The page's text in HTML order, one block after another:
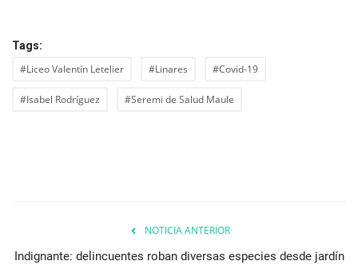
Tags:
#Liceo Valentín Letelier #Linares #Covid-19
#Isabel Rodríguez #Seremi de Salud Maule
NOTICIA ANTERIOR
Indignante: delincuentes roban diversas especies desde jardín